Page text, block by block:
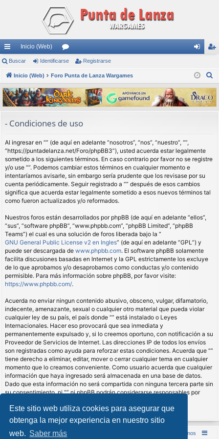
Este sitio web utiliza cookies para asegurar que
obtenga la mejor experiencia en nuestro sitio
web. Saber más
nl
ac
es
rá
s
Inicio (Web)
or
os nti
fic
ar
ist
ra
rs
Buscar Identificarse Registrarse
Inicio (Web) Foro Punta de Lanza Wargames
s
c
- Condiciones de uso
Al ingresar en “” (de aquí en adelante “nosotros”, “nos”, “nuestro”, “”,
“https://puntadelanza.net/Foro/phpBB3”), usted acuerda estar legalmente
sometido a los siguientes términos. En caso contrario por favor no se registre
y/o use “”. Podemos cambiar estos términos en cualquier momento e
intentaríamos avisarle, sin embargo sería prudente que los revisase por su
cuenta periódicamente. Seguir registrado a “” después de esos cambios
significa que acuerda estar legalmente sometido a esos nuevos términos tal
como fueron actualizados y/o reformados.
Nuestros foros están desarrollados por phpBB (de aquí en adelante “ellos”,
“sus”, “software phpBB”, “www.phpbb.com”, “phpBB Limited”, “phpBB
Teams”) el cual es una solución de foros liberada bajo la “
GNU General Public License v2 en Ingles” (de aquí en adelante “GPL”) y
puede ser descargada de www.phpbb.com. El software phpBB solamente
facilita discusiones basadas en Internet y la GPL estrictamente los excluye
de lo que aprobamos y/o desaprobamos como conductas y/o contenido
permisible. Para más información sobre phpBB, por favor visite:
https://www.phpbb.com/.
Acuerda no enviar ningun contenido abusivo, obsceno, vulgar, difamatorio,
indecente, amenazante, sexual o cualquier otro material que pueda violar
cualquier ley de su país, el país donde “” está instalado o Leyes
Internacionales. Hacer eso provocará que sea inmediata y
permanentemente expulsado y, si lo creemos oportuno, con notificación a su
Proveedor de Servicios de Internet. Las direcciones IP de todos los envíos
son registradas como ayuda para reforzar estas condiciones. Acuerda que “”
tiene derecho a eliminar, editar, mover o cerrar cualquier tema en cualquier
momento que lo creamos conveniente. Como usuario acuerda que cualquier
información que haya ingresado será almacenada en una base de datos.
Dado que esta información no será compartida con ninguna tercera parte sin
su consentimiento, ni “” ni phpBB podrán considerarse responsables por
comprometidos.
Inicio (Web) Foro Punta de Lanza Wargames Contáctenos